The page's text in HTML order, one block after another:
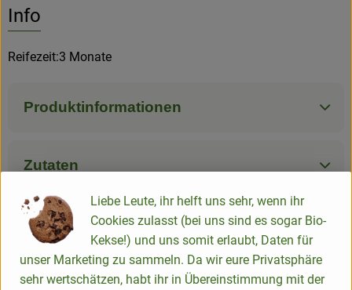
Service
Info
Reifezeit:3 Monate
Produktinformationen
Zutaten
Produktdatenblatt
Liebe Leute, ihr helft uns sehr, wenn ihr
Cookies zulasst (bei uns sind es sogar Bio-
Kekse!) und uns somit erlaubt, Daten für
unser Marketing zu sammeln. Da wir eure Privatsphäre
sehr wertschätzen, habt ihr in Übereinstimmung mit der